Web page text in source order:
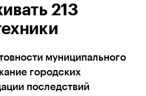
213
муниципального
городских
последствий